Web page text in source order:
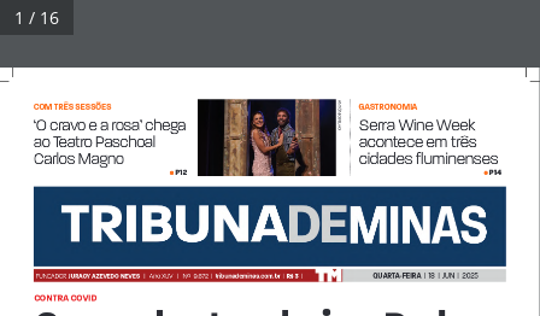
Pular
o
conteúdo
Tribuna Impressa
© 2026 Tribuna Impressa• Built withGeneratePress
Serra Wine Week
acontece em três
cidades fluminenses
‘O cravo e a rosa’ chega
ao Teatro Paschoal
Carlos Magno
GASTRONOMIACOM TRÊS SESSÕES
• P14
• P12
ANTÔNIO FILHO
FUNDADOR JURACY AZEVEDO NEVES | Ano XLIV   |   Nº  9.672  | tribunademinas.com.br
  |
R$ 3 | QUARTA-FEIRA |  18  |  JUN  |  2025
CONTRA COVID
1 / 16